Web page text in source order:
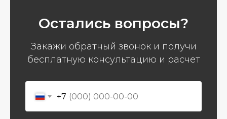
Остались вопросы?
Закажи обратный звонок и получи
бесплатную консультацию и расчет
+7